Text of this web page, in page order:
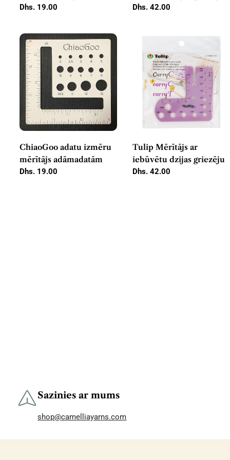
Parastā
Dhs. 19.00
pelēks
Parastā
Dhs. 42.00
ChiaoGoo adatu izmēru
mērītājs adāmadatām
Parastā
Dhs. 19.00
Tulip Mērītājs ar
iebūvētu dzijas griezēju
Parastā
Dhs. 42.00
Sazinies ar mums
shop@camelliayarns.com